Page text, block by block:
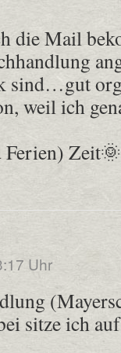
die Mail
sind…gut
weil ich
Ferien) Zeit🌞
Uhr
sitze ich